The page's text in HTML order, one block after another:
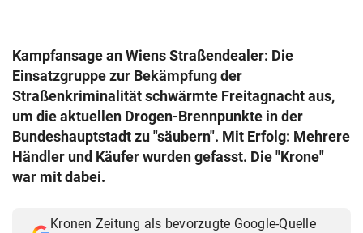
Kampfansage an Wiens Straßendealer: Die
Einsatzgruppe zur Bekämpfung der
Straßenkriminalität schwärmte Freitagnacht aus,
um die aktuellen Drogen-Brennpunkte in der
Bundeshauptstadt zu "säubern". Mit Erfolg: Mehrere
Händler und Käufer wurden gefasst. Die "Krone"
war mit dabei.
Kronen Zeitung als bevorzugte Google-Quelle